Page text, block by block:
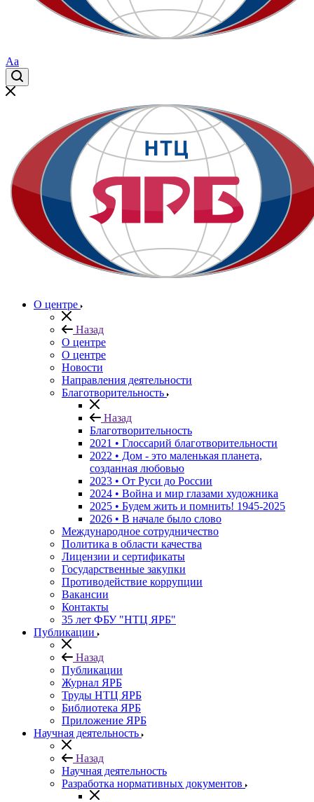
Aa
О центре
Назад
О центре
О центре
Новости
Направления деятельности
Благотворительность
Назад
Благотворительность
2021 • Глоссарий благотворительности
2022 • Дом - это маленькая планета,
созданная любовью
2023 • От Руси до России
2024 • Война и мир глазами художника
2025 • Будем жить и помнить! 1945-2025
2026 • В начале было слово
Международное сотрудничество
Политика в области качества
Лицензии и сертификаты
Государственные закупки
Противодействие коррупции
Вакансии
Контакты
35 лет ФБУ "НТЦ ЯРБ"
Публикации
Назад
Публикации
Журнал ЯРБ
Труды НТЦ ЯРБ
Библиотека ЯРБ
Приложение ЯРБ
Научная деятельность
Назад
Научная деятельность
Разработка нормативных документов